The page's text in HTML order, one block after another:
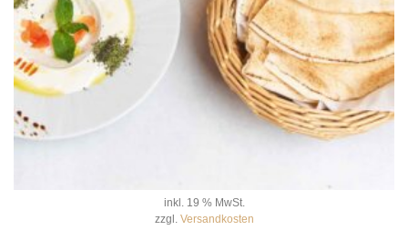
inkl. 19 % MwSt.
zzgl. Versandkosten